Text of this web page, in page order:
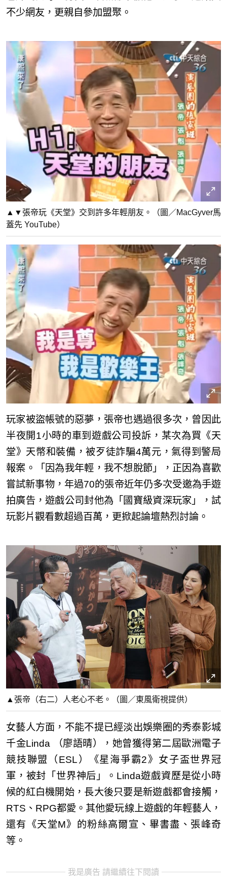
不少網友，更親自參加盟聚。
▲▼張帝玩《天堂》交到許多年輕朋友。（圖／MacGyver馬
蓋先 YouTube）
玩家被盜帳號的惡夢，張帝也遇過很多次，曾因此
半夜開1小時的車到遊戲公司投訴，某次為買《天
堂》天幣和裝備，被歹徒詐騙4萬元，氣得到警局
報案。「因為我年輕，我不想脫節」，正因為喜歡
嘗試新事物，年過70的張帝近年仍多次受邀為手遊
拍廣告，遊戲公司封他為「國寶級資深玩家」，試
玩影片觀看數超過百萬，更掀起論壇熱烈討論。
▲張帝（右二）人老心不老。（圖／東風衛視提供）
女藝人方面，不能不提已經淡出娛樂圈的秀泰影城
千金Linda （廖語晴），她曾獲得第二屆歐洲電子
競技聯盟（ESL）《星海爭霸2》女子盃世界冠
軍，被封「世界神后」。Linda遊戲資歷是從小時
候的紅白機開始，長大後只要是新遊戲都會接觸，
RTS、RPG都愛。其他愛玩線上遊戲的年輕藝人，
還有《天堂M》的粉絲高爾宣、畢書盡、張峰奇
等。
我是廣告 請繼續往下閱讀